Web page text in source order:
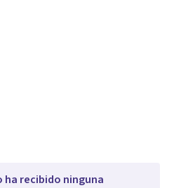
ha recibido ninguna